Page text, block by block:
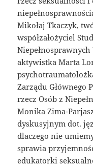
Mikołaj Tkaczyk,
współzałożyciel
aktywistka Marta
Zarządu Głównego
rzecz Osób z
Monika Zima-
dyskusyjnym dot.
dlaczego nie
sprawia
edukatorki